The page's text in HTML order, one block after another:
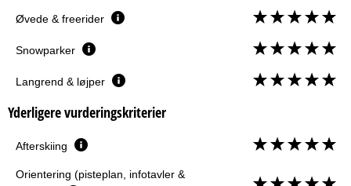
Øvede & freerider
Snowparker
Langrend & løjper
Yderligere vurderingskriterier
Afterskiing
Orientering (pisteplan, infotavler &